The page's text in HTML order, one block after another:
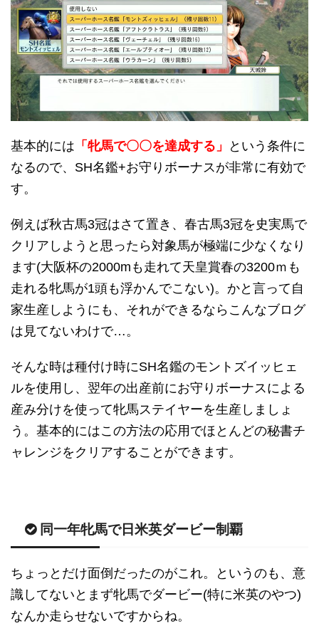
基本的には 「牝馬で〇〇を達成する」
という条件に
なるので、SH名鑑+お守りボーナスが非常に有効で
す。
例えば秋古馬3冠はさて置き、春古馬3冠を史実馬で
クリアしようと思ったら対象馬が極端に少なくなり
ます(大阪杯の2000mも走れて天皇賞春の3200ｍも
走れる牝馬が1頭も浮かんでこない)。かと言って自
家生産しようにも、それができるならこんなブログ
は見てないわけで…。
そんな時は種付け時にSH名鑑のモントズイッヒェ
ルを使用し、翌年の出産前にお守りボーナスによる
産み分けを使って牝馬ステイヤーを生産しましょ
う。基本的にはこの方法の応用でほとんどの秘書チ
ャレンジをクリアすることができます。
同一年牝馬で日米英ダービー制覇
ちょっとだけ面倒だったのがこれ。というのも、意
識してないとまず牝馬でダービー(特に米英のやつ)
なんか走らせないですからね。